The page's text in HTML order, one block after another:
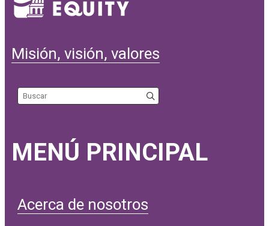
Misión, visión, valores
Search the site
MENÚ PRINCIPAL
Acerca de nosotros